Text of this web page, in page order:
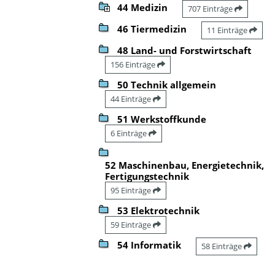
44 Medizin 707 Einträge
46 Tiermedizin 11 Einträge
48 Land- und Forstwirtschaft
156 Einträge
50 Technik allgemein
44 Einträge
51 Werkstoffkunde
6 Einträge
52 Maschinenbau, Energietechnik,
Fertigungstechnik
95 Einträge
53 Elektrotechnik
59 Einträge
54 Informatik 58 Einträge